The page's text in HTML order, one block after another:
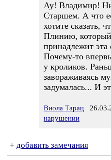
Ау! Владимир!
Старшем. А что
хотите сказать,
Плинию,
принадлежит эта
Почему-то
у кроликов.
завораживаясь
задумалась... И
Виола Тарац
нарушении
+ добавить замечания